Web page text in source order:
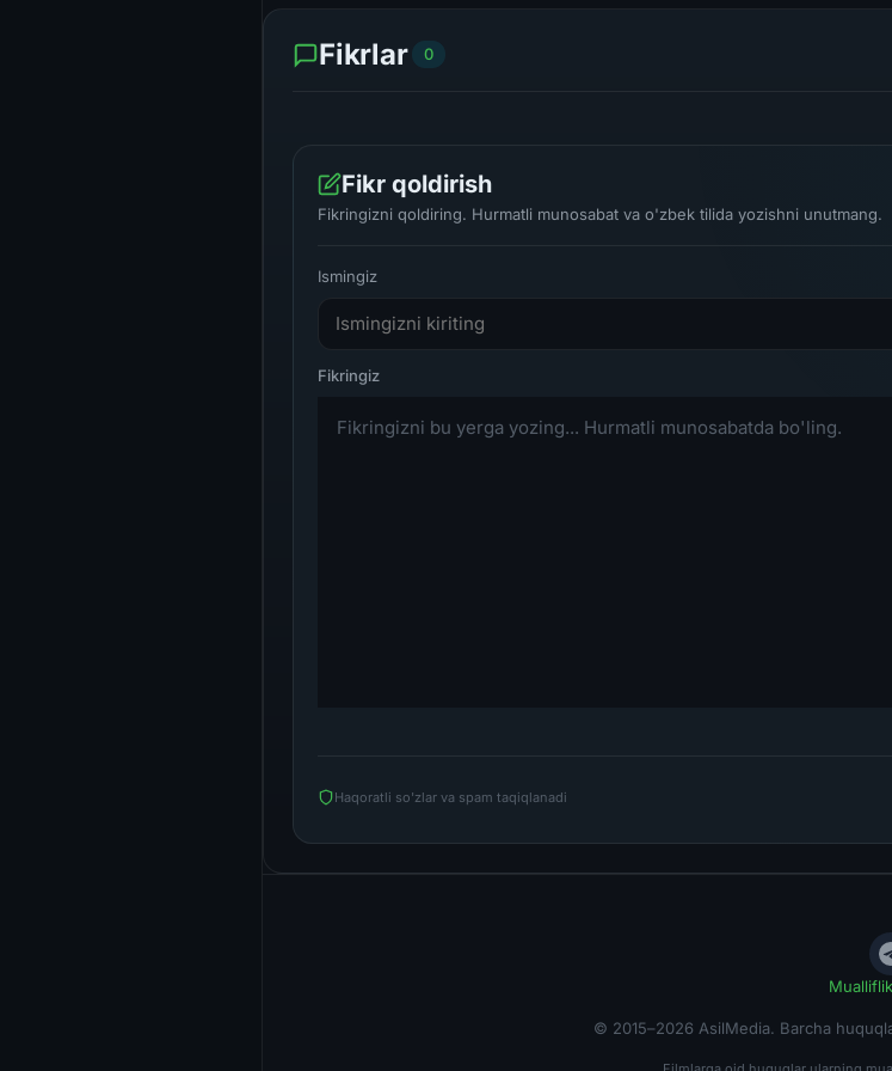
Fikrlar 0
Fikr qoldirish
Fikringizni qoldiring. Hurmatli munosabat va o'zbek tilida yozishni unutmang.
Ismingiz
Haqoratli so'zlar va spam taqiqlanadi
© 2015–2026 AsilMedia. Barcha